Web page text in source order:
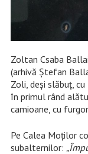
Zoltan Csaba
(arhivă Ștefan
Zoli, deși slăbuț,
în primul rând
camioane, cu
Pe Calea Moților
subalternilor: